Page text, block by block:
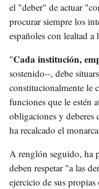
el "deber" de actuar
procurar siempre los
españoles con lealtad
"Cada institución,
sostenido--, debe
constitucionalmente le
funciones que le estén
obligaciones y deberes
ha recalcado el
A renglón seguido, ha
deben respetar "a las
ejercicio de sus